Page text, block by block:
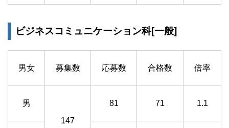
ビジネスコミュニケーション科[一般]
男女 募集数 応募数 合格数 倍率
男
147
81 71 1.1